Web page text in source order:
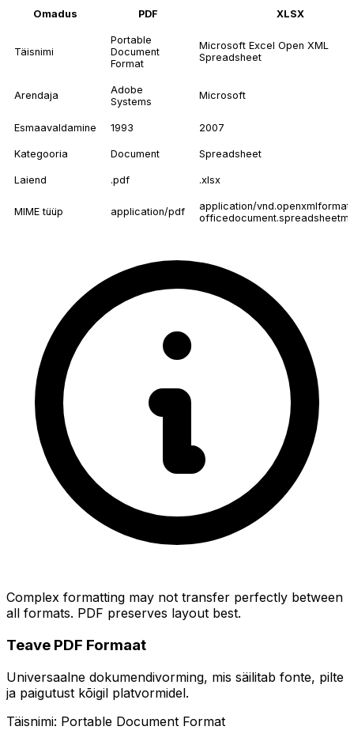
Omadus PDF XLSX
Täisnimi
Portable
Document
Format
Microsoft Excel Open XML
Spreadsheet
Arendaja
Adobe
Systems
Microsoft
Esmaavaldamine 1993 2007
Kategooria Document Spreadsheet
Laiend .pdf .xlsx
MIME tüüp application/pdf
application/
Complex formatting may not transfer perfectly between
all formats. PDF preserves layout best.
Teave PDF Formaat
Universaalne dokumendivorming, mis säilitab fonte, pilte
ja paigutust kõigil platvormidel.
Täisnimi: Portable Document Format